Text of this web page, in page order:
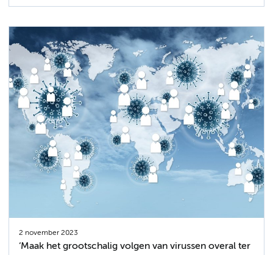
2 november 2023
‘Maak het grootschalig volgen van virussen overal ter